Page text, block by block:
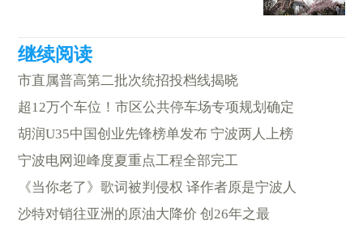
市直属普高第二批次统招投档线揭晓
超12万个车位！市区公共停车场专项规划确定
胡润U35中国创业先锋榜单发布 宁波两人上榜
宁波电网迎峰度夏重点工程全部完工
《当你老了》歌词被判侵权 译作者原是宁波人
沙特对销往亚洲的原油大降价 创26年之最